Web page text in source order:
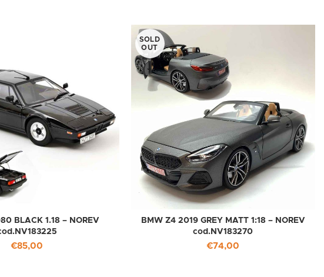
BLACK 1.18 – NOREV
€85,00
SOLD
OUT
BMW Z4 2019 GREY MATT 1:18 – NOREV
cod.NV183270
€74,00